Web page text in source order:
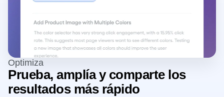
Optimiza
Prueba, amplía y comparte los
resultados más rápido